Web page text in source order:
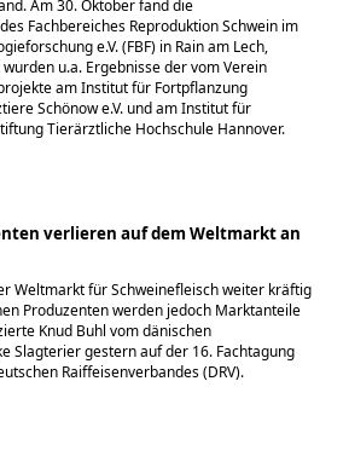
Am 30. Oktober fand die
Fachbereiches Reproduktion Schwein im
e.V. (FBF) in Rain am Lech,
u.a. Ergebnisse der vom Verein
am Institut für Fortpflanzung
Schönow e.V. und am Institut für
Tierärztliche Hochschule Hannover.
verlieren auf dem Weltmarkt an
Weltmarkt für Schweinefleisch weiter kräftig
Produzenten werden jedoch Marktanteile
Knud Buhl vom dänischen
Slagterier gestern auf der 16. Fachtagung
Raiffeisenverbandes (DRV).